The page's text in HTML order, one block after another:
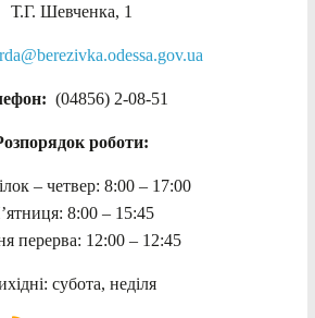
Т.Г. Шевченка, 1
rda@berezivka.odessa.gov.ua
(04856) 2-08-51
роботи:
– четвер: 8:00 – 17:00
8:00 – 15:45
перерва: 12:00 – 12:45
субота, неділя